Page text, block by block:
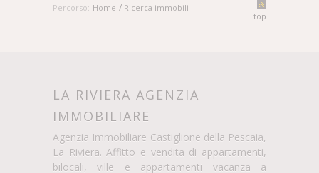
Percorso: Home / Ricerca immobili
top
LA RIVIERA AGENZIA
IMMOBILIARE
Agenzia Immobiliare Castiglione della Pescaia,
La Riviera. Affitto e vendita di appartamenti,
bilocali, ville e appartamenti vacanza a